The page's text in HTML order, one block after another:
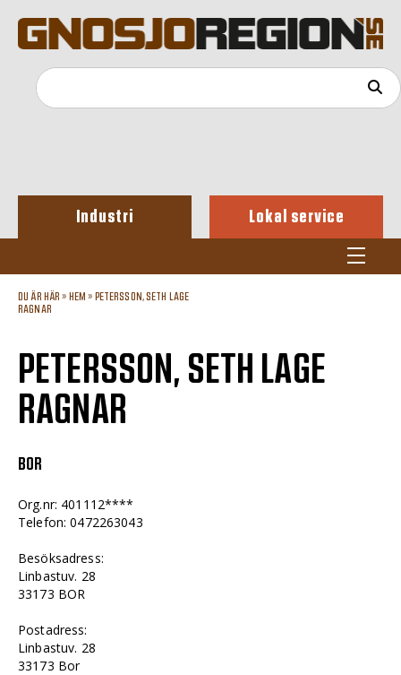
Industri Lokal service
DU ÄR HÄR » HEM » PETERSSON, SETH LAGE
RAGNAR
PETERSSON, SETH LAGE
RAGNAR
BOR
Org.nr: 401112****
Telefon: 0472263043
Besöksadress:
Linbastuv. 28
33173 BOR
Postadress:
Linbastuv. 28
33173 Bor